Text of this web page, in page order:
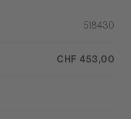
518430
CHF 453,00